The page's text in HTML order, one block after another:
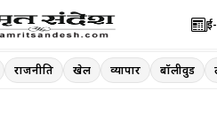
राजनीति खेल व्यापार बॉलीवुड